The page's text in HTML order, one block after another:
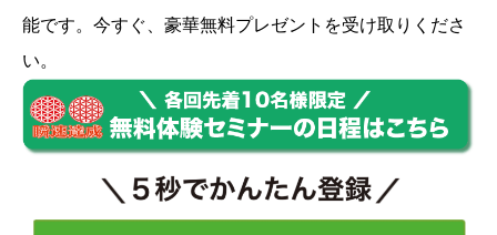
能です。今すぐ、豪華無料プレゼントを受け取りくださ
い。